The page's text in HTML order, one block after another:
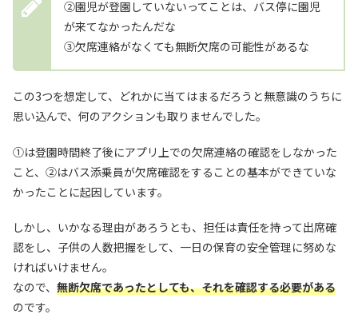
②園児が登園していないってことは、バス停に園児
が来てなかったんだな
③欠席連絡がなくても無断欠席の可能性があるな
この3つを想定して、どれかに当てはまるだろうと無意識のうちに
思い込んで、何のアクションも取りませんでした。
①は登園時間終了後にアプリ上での欠席連絡の確認をしなかった
こと、②はバス添乗員が欠席確認をすることの基本ができていな
かったことに起因しています。
しかし、いかなる理由があろうとも、担任は責任を持って出席確
認をし、子供の人数把握をして、一日の保育の安全管理に努めな
ければいけません。
なので、 無断欠席であったとしても、それを確認する必要がある
のです。